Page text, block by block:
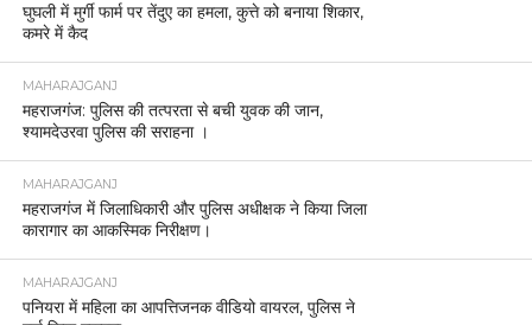
घुघली में मुर्गी फार्म पर तेंदुए का हमला, कुत्ते को बनाया शिकार,
कमरे में कैद
MAHARAJGANJ
महराजगंज: पुलिस की तत्परता से बची युवक की जान,
श्यामदेउरवा पुलिस की सराहना ।
MAHARAJGANJ
महराजगंज में जिलाधिकारी और पुलिस अधीक्षक ने किया जिला
कारागार का आकस्मिक निरीक्षण।
MAHARAJGANJ
पनियरा में महिला का आपत्तिजनक वीडियो वायरल, पुलिस ने